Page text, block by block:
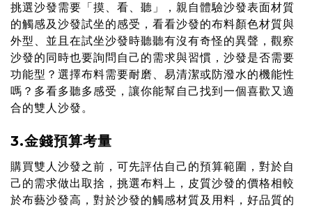
挑選沙發需要「摸、看、聽」，親自體驗沙發表面材質
的觸感及沙發試坐的感受，看看沙發的布料顏色材質與
外型、並且在試坐沙發時聽聽有沒有奇怪的異聲，觀察
沙發的同時也要詢問自己的需求與習慣，沙發是否需要
功能型？選擇布料需要耐磨、易清潔或防潑水的機能性
嗎？多看多聽多感受，讓你能幫自己找到一個喜歡又適
合的雙人沙發。
3.金錢預算考量
購買雙人沙發之前，可先評估自己的預算範圍，對於自
己的需求做出取捨，挑選布料上，皮質沙發的價格相較
於布藝沙發高，對於沙發的觸感材質及用料，好品質的